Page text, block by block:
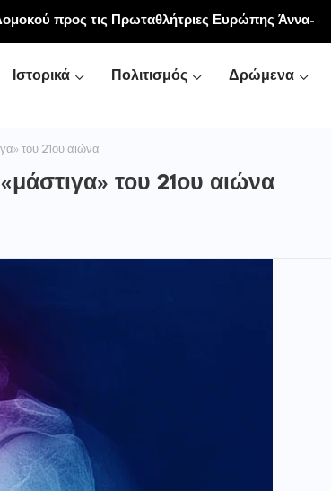
προς τις Πρωταθλήτριες Ευρώπης Άννα-
Ιστορικά Πολιτισμός Δρώμενα
του 21ου αιώνα
του 21ου αιώνα